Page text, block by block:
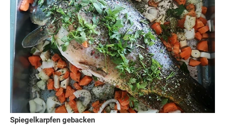
Spiegelkarpfen gebacken